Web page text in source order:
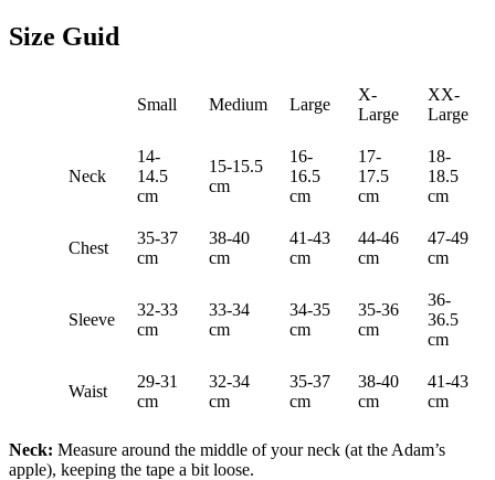
Size Guid
Small Medium Large
X-
Large
XX-
Large
Neck
14-
14.5
cm
15-15.5
cm
16-
16.5
cm
17-
17.5
cm
18-
18.5
cm
Chest
35-37
cm
38-40
cm
41-43
cm
44-46
cm
47-49
cm
Sleeve
32-33
cm
33-34
cm
34-35
cm
35-36
cm
36-
36.5
cm
Waist
29-31
cm
32-34
cm
35-37
cm
38-40
cm
41-43
cm
Neck: Measure around the middle of your neck (at the Adam’s
apple), keeping the tape a bit loose.